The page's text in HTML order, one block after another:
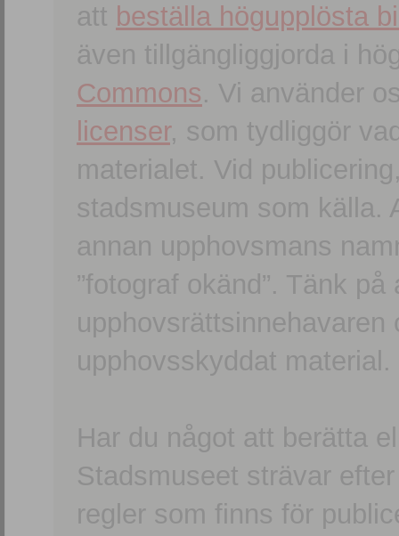
att beställa högupplösta
även tillgängliggjorda i
Commons. Vi använder
licenser, som tydliggör
materialet. Vid
stadsmuseum som källa.
annan upphovsmans
”fotograf okänd”. Tänk
upphovsskyddat material.
Har du något att berätta
Stadsmuseet strävar
regler som finns för